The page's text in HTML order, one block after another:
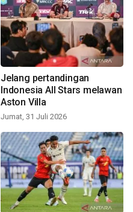
Jelang pertandingan
Indonesia All Stars melawan
Aston Villa
Jumat, 31 Juli 2026